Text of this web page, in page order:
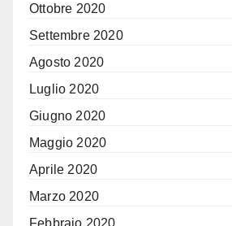
Ottobre 2020
Settembre 2020
Agosto 2020
Luglio 2020
Giugno 2020
Maggio 2020
Aprile 2020
Marzo 2020
Febbraio 2020